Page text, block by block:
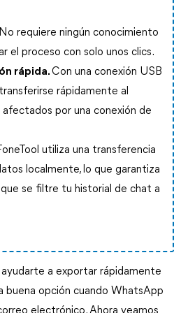
No requiere ningún conocimiento
el proceso con solo unos clics.
rápida.Con una conexión USB
rápidamente al
por una conexión de
utiliza una transferencia
localmente, lo que garantiza
se filtre tu historial de chat a
ayudarte a exportar rápidamente
buena opción cuando WhatsApp